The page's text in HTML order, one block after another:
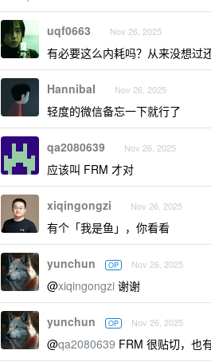
uqf0663 Nov 26, 2025
有必要这么内耗吗？从来没想过
HannibaI Nov 26, 2025
轻度的微信备忘一下就行了
qa2080639 Nov 26, 2025
应该叫 FRM 才对
xiqingongzi Nov 26, 2025
有个「我是鱼」，你看看
yunchun OP Nov 26, 2025
@xiqingongzi 谢谢
yunchun OP Nov 26, 2025
@qa2080639 FRM 很贴切，也